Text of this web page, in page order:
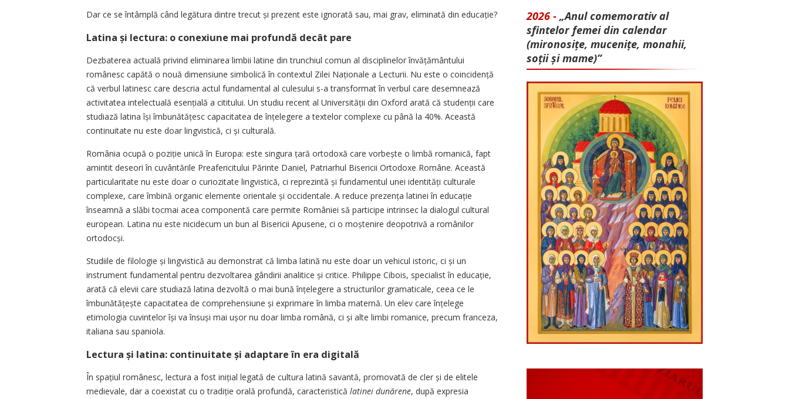
Dar ce se întâmplă când legătura dintre trecut și prezent este ignorată sau, mai grav, eliminată din educație?
Latina și lectura: o conexiune mai profundă decât pare
Dezbaterea actuală privind eliminarea limbii latine din trunchiul comun al disciplinelor învățămân­tu­lui
românesc capătă o nouă dimensiune simbolică în contextul Zilei Naționale a Lecturii. Nu este o coin­ci­dență
că verbul latinesc care descria actul fundamental al culesului s-a transformat în verbul care desemnează
activitatea intelectuală esențială a cititului. Un studiu recent al Universității din Oxford arată că studenții care
studiază latina își îmbunătățesc capacitatea de înțele­gere a textelor complexe cu până la 40%. Această
continuitate nu este doar lingvistică, ci și culturală.
România ocupă o poziție unică în Europa: este singura țară ortodoxă care vorbește o limbă romanică, fapt
amintit deseori în cuvântările Preafericitului Părinte Daniel, Patriarhul Bisericii Ortodoxe Române. Această
particularitate nu este doar o curiozitate lingvistică, ci reprezintă și fundamentul unei identități culturale
complexe, care îmbină organic elemente orientale și occidentale. A reduce prezen­ța latinei în educație
înseamnă a slăbi tocmai acea componentă care permite României să participe intrinsec la dialogul cultural
european. Latina nu este nicidecum un bun al Bisericii Apusene, ci o moștenire deopotrivă a românilor
ortodocși.
Studiile de filologie și lingvistică au demonstrat că limba latină nu este doar un vehicul istoric, ci și un
instrument fundamental pentru dezvoltarea gândirii analitice și critice. Philippe Cibois, specialist în edu­cație,
arată că elevii care studiază latina dezvoltă o mai bună înțelegere a structurilor gramaticale, ceea ce le
îmbunătățește capacitatea de comprehensiune și exprimare în limba maternă. Un elev care înțelege
etimologia cuvintelor își va însuși mai ușor nu doar limba română, ci și alte limbi romanice, precum franceza,
italiana sau spaniola.
Lectura și latina: continuitate și adaptare în era digitală
În spațiul românesc, lectura a fost inițial legată de cultura latină savantă, promovată de cler și de elitele
medievale, dar a coexistat cu o tradiție orală profundă, caracteristică latinei dunărene, după expresia
2026 - „Anul comemorativ al
sfintelor femei din calendar
(mironosițe, mu­cenițe, monahii,
soții și mame)”